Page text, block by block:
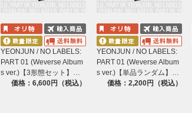
YEONJUN / NO LABELS:
PART 01 (Weverse Album
s ver.)【3形態セット】…
価格：6,600円（税込）
YEONJUN / NO LABELS:
PART 01 (Weverse Album
s ver.)【単品ランダム】…
価格：2,200円（税込）